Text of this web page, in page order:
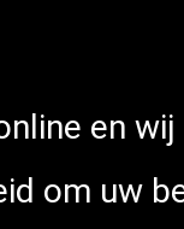
en
om uw